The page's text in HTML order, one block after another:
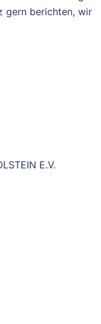
gern berichten, wir
E.V.